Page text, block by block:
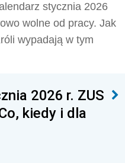
stycznia 2026
wolne od pracy. Jak
wypadają w tym
2026 r. ZUS
kiedy i dla